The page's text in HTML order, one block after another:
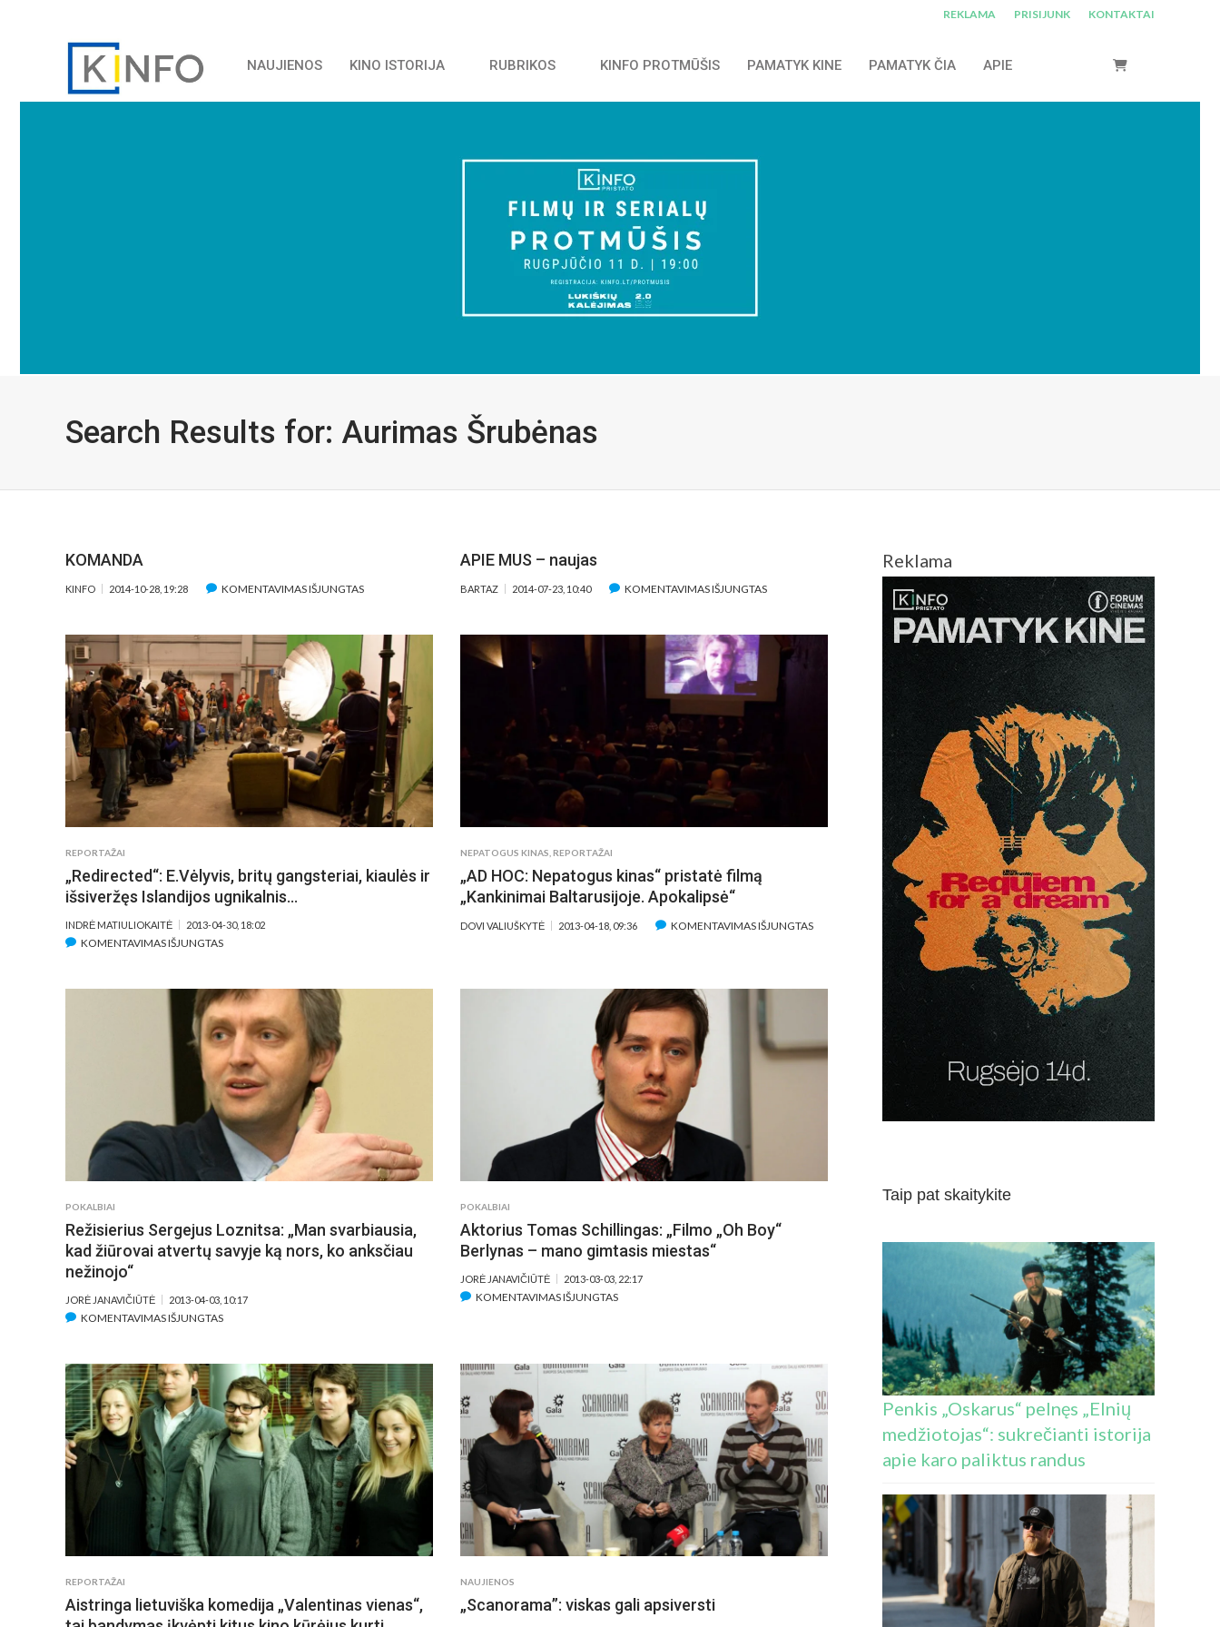
REKLAMA PRISIJUNK KONTAKTAI
NAUJIENOS KINO ISTORIJA RUBRIKOS KINFO PROTMŪŠIS PAMATYK KINE PAMATYK ČIA APIE
Search Results for: Aurimas Šrubėnas
KOMANDA
KINFO 2014-10-28, 19:28 KOMENTAVIMAS IŠJUNGTASĮRAŠE
APIE MUS – naujas
BARTAZ 2014-07-23, 10:40 KOMENTAVIMAS IŠJUNGTASĮRAŠE
REPORTAŽAI
„Redirected“: E.Vėlyvis, britų gangsteriai, kiaulės ir
išsiveržęs Islandijos ugnikalnis…
INDRĖ MATIULIOKAITĖ 2013-04-30, 18:02
KOMENTAVIMAS IŠJUNGTASĮRAŠE
BRITŲ
GANGSTERIAI,
KIAULĖS
IR
IŠSIVERŽĘS
ISLANDIJOS
UGNIKALNIS…
NEPATOGUS KINAS ,REPORTAŽAI
„AD HOC: Nepatogus kinas“ pristatė filmą
„Kankinimai Baltarusijoje. Apokalipsė“
DOVI VALIUŠKYTĖ 2013-04-18, 09:36 KOMENTAVIMAS IŠJUNGTASĮRAŠE
FILMĄ
„KANKINIMAI
POKALBIAI
Režisierius Sergejus Loznitsa: „Man svarbiausia,
kad žiūrovai atvertų savyje ką nors, ko anksčiau
nežinojo“
JORĖ JANAVIČIŪTĖ 2013-04-03, 10:17
KOMENTAVIMAS IŠJUNGTASĮRAŠE
LOZNITSA:
„MAN
SVARBIAUSIA,
KAD
ŽIŪROVAI
ATVERTŲ
SAVYJE
POKALBIAI
Aktorius Tomas Schillingas: „Filmo „Oh Boy“
Berlynas – mano gimtasis miestas“
JORĖ JANAVIČIŪTĖ 2013-03-03, 22:17
KOMENTAVIMAS IŠJUNGTASĮRAŠE
„FILMO
„OH
BOY“
BERLYNAS
–
MANO
GIMTASIS
MIESTAS“
REPORTAŽAI
Aistringa lietuviška komedija „Valentinas vienas“,
NAUJIENOS
„Scanorama”: viskas gali apsiversti
Reklama
Taip pat skaitykite
Penkis „Oskarus“ pelnęs „Elnių
medžiotojas“: sukrečianti istorija
apie karo paliktus randus